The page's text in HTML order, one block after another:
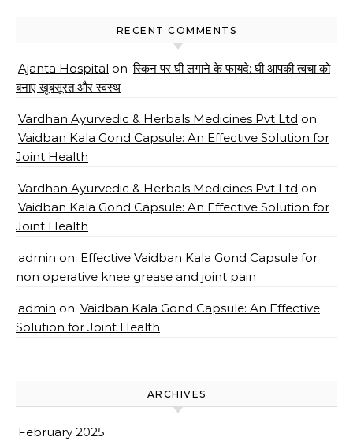
RECENT COMMENTS
Ajanta Hospital on स्किन पर घी लगाने के फायदे: घी आपकी त्वचा को
बनाए खूबसूरत और स्वस्थ
Vardhan Ayurvedic & Herbals Medicines Pvt Ltd on
Vaidban Kala Gond Capsule: An Effective Solution for
Joint Health
Vardhan Ayurvedic & Herbals Medicines Pvt Ltd on
Vaidban Kala Gond Capsule: An Effective Solution for
Joint Health
admin on Effective Vaidban Kala Gond Capsule for
non operative knee grease and joint pain
admin on Vaidban Kala Gond Capsule: An Effective
Solution for Joint Health
ARCHIVES
February 2025